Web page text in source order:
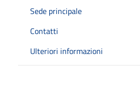
Sede principale
Contatti
Ulteriori informazioni